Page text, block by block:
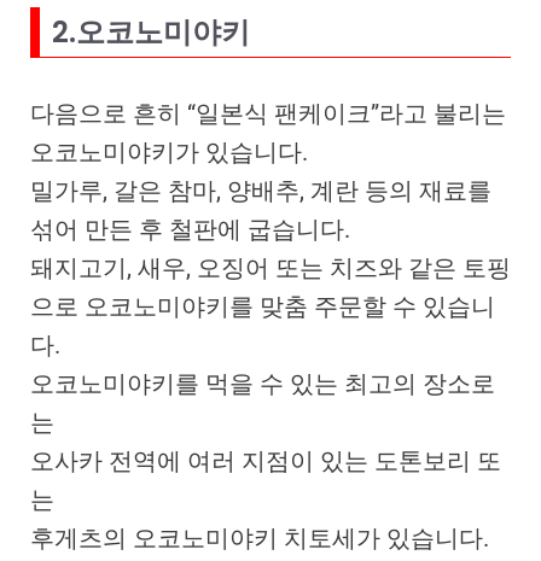
2.오코노미야키
다음으로 흔히 “일본식 팬케이크”라고 불리는
오코노미야키가 있습니다.
밀가루, 갈은 참마, 양배추, 계란 등의 재료를
섞어 만든 후 철판에 굽습니다.
돼지고기, 새우, 오징어 또는 치즈와 같은 토핑
으로 오코노미야키를 맞춤 주문할 수 있습니
다.
오코노미야키를 먹을 수 있는 최고의 장소로
는
오사카 전역에 여러 지점이 있는 도톤보리 또
는
후게츠의 오코노미야키 치토세가 있습니다.